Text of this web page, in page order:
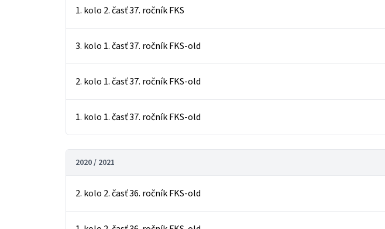
1. kolo 2. časť 37. ročník FKS
3. kolo 1. časť 37. ročník FKS-old
2. kolo 1. časť 37. ročník FKS-old
1. kolo 1. časť 37. ročník FKS-old
2020 / 2021
2. kolo 2. časť 36. ročník FKS-old